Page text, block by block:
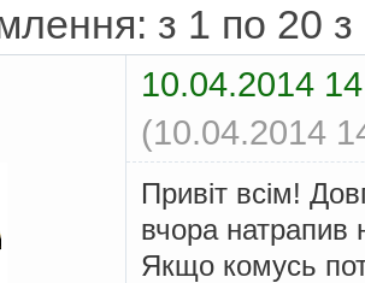
з 1 по 20 з
10.04.2014
(10.04.2014
Привіт всім!
вчора натрапив
Якщо комусь